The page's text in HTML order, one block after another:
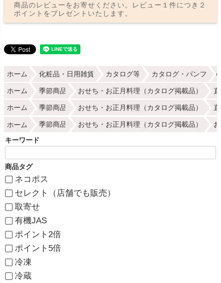
商品のレビューをお寄せください。レビュー１件につき２
ポイントをプレゼントいたします。
ホーム 化粧品・日用雑貨 カタログ等 カタログ・パンフ ●
ホーム 季節商品 おせち・お正月料理（カタログ掲載品）
ホーム 季節商品 おせち・お正月料理（カタログ掲載品）
ホーム 季節商品 おせち・お正月料理（カタログ掲載品）
キーワード
商品タグ
ネコポス
セレクト（店舗でも販売）
取寄せ
有機JAS
ポイント2倍
ポイント5倍
冷凍
冷蔵